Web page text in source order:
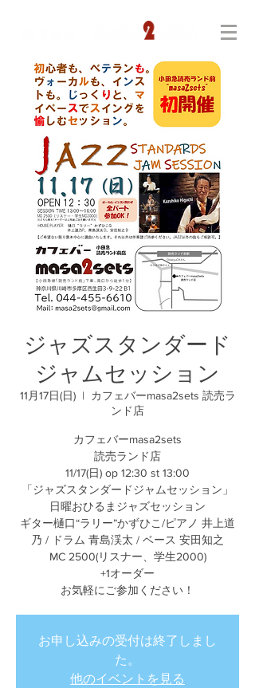
ジャズスタンダード
ジャムセッション
11月17日(日)
  |
カフェバーmasa2sets 読売ラ
ンド店
カフェバーmasa2sets
読売ランド店
11/17(日) op 12:30 st 13:00
「ジャズスタンダードジャムセッション」
日曜おひるまジャズセッション
ギター樋口“ラリー”かずひこ/ピアノ 井上道
乃 / ドラム 青島渓太 / ベース 安田知之
MC 2500(リスナー、学生2000)
+1オーダー
お気軽にご参加ください！
お申し込みの受付は終了しまし
た。
他のイベントを見る